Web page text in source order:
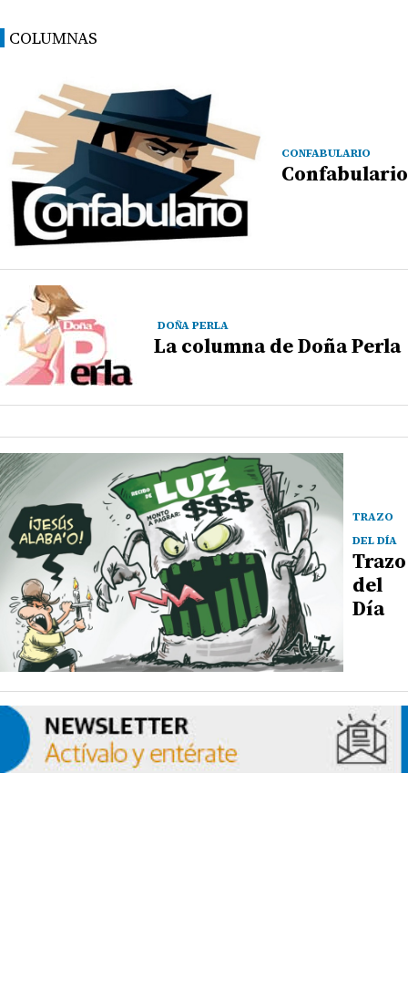
COLUMNAS
CONFABULARIO
Confabulario
DOÑA PERLA
La columna de Doña Perla
TRAZO
DEL DÍA
Trazo
del
Día